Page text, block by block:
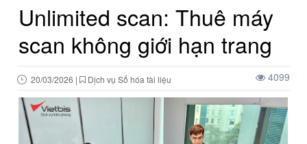
Unlimited scan: Thuê máy
scan không giới hạn trang
20/03/2026 | Dịch vụ Số hóa tài liệu 4099